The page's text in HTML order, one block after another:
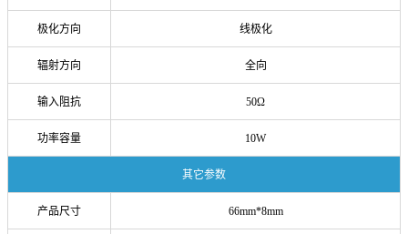
极化方向 线极化
辐射方向 全向
输入阻抗 50Ω
功率容量 10W
其它参数
产品尺寸 66mm*8mm